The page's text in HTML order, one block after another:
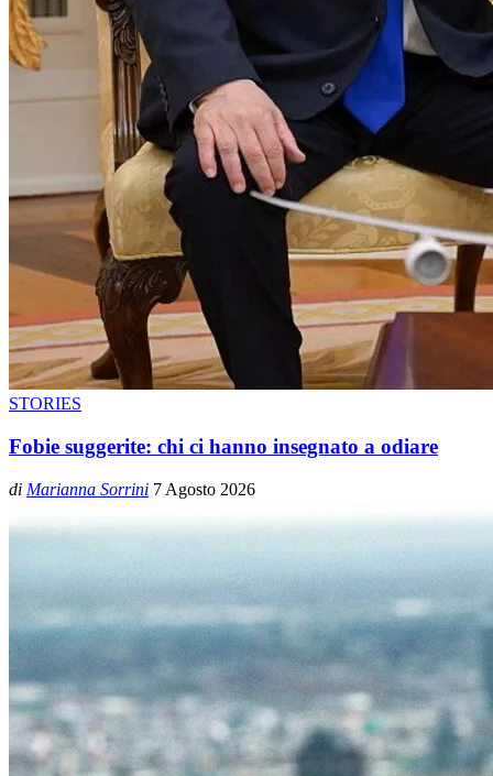
STORIES
Fobie suggerite: chi ci hanno insegnato a odiare
di Marianna Sorrini 7 Agosto 2026